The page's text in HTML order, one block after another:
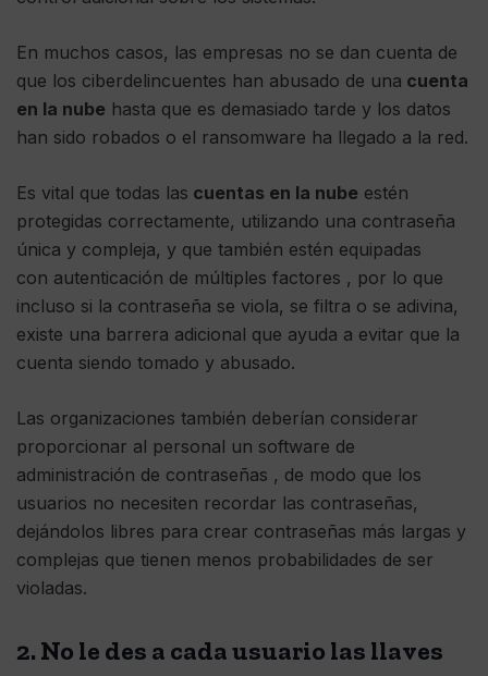
En muchos casos, las empresas no se dan cuenta de
que los ciberdelincuentes han abusado de una cuenta
en la nube hasta que es demasiado tarde y los datos
han sido robados o el ransomware ha llegado a la red.
Es vital que todas las cuentas en la nube estén
protegidas correctamente, utilizando una contraseña
única y compleja, y que también estén equipadas
con autenticación de múltiples factores , por lo que
incluso si la contraseña se viola, se filtra o se adivina,
existe una barrera adicional que ayuda a evitar que la
cuenta siendo tomado y abusado.
Las organizaciones también deberían considerar
proporcionar al personal un software de
administración de contraseñas , de modo que los
usuarios no necesiten recordar las contraseñas,
dejándolos libres para crear contraseñas más largas y
complejas que tienen menos probabilidades de ser
violadas.
2. No le des a cada usuario las llaves